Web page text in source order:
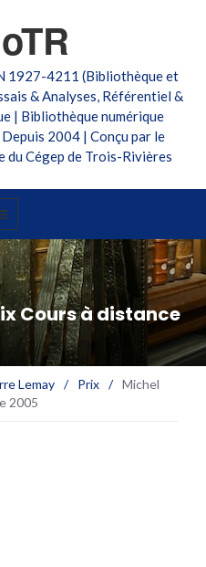
1927-4211 (Bibliothèque et
& Analyses, Référentiel &
| Bibliothèque numérique
2004 | Conçu par le
du Cégep de Trois-Rivières
Cours à distance
Lemay / Prix / Michel
2005